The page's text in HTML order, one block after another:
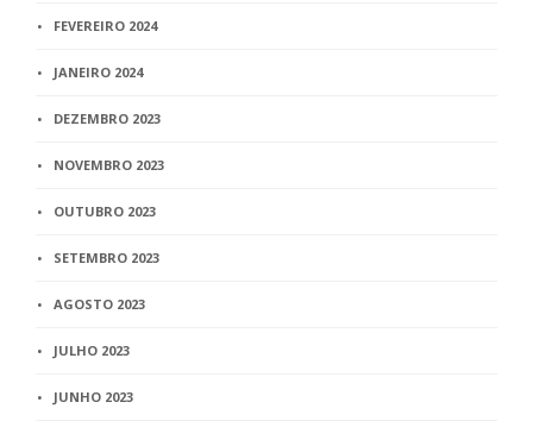
FEVEREIRO 2024
JANEIRO 2024
DEZEMBRO 2023
NOVEMBRO 2023
OUTUBRO 2023
SETEMBRO 2023
AGOSTO 2023
JULHO 2023
JUNHO 2023